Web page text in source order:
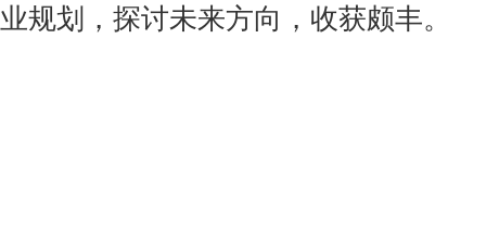
业规划，探讨未来方向，收获颇丰。